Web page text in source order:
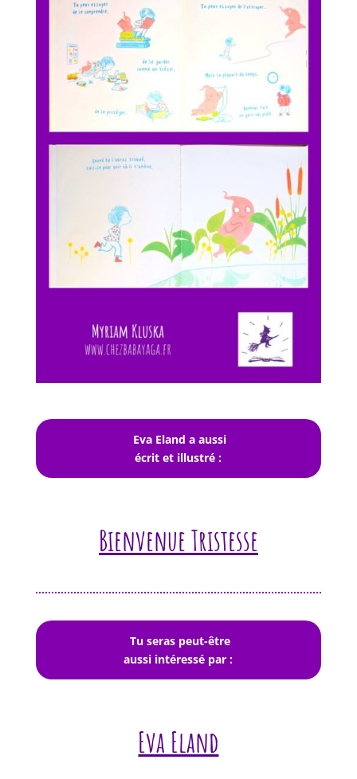
Eva Eland a aussi
écrit et illustré :
Bienvenue Tristesse
Tu seras peut-être
aussi intéressé par :
Eva Eland